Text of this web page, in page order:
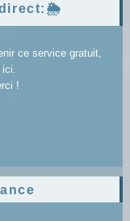
direct:🌦️
ce service gratuit,
!